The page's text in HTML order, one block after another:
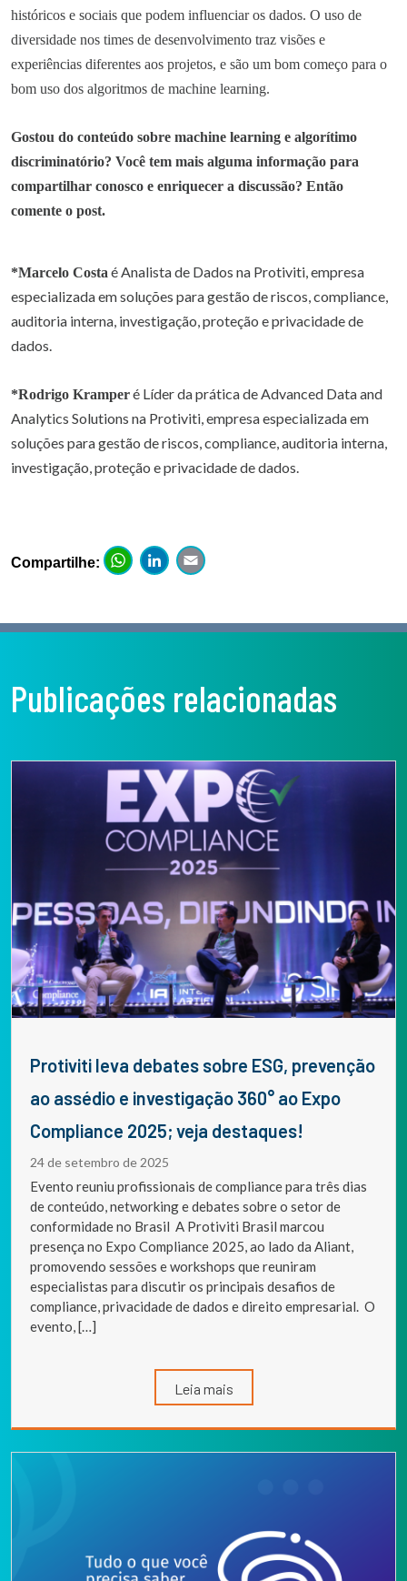
históricos e sociais que podem influenciar os dados. O uso de
diversidade nos times de desenvolvimento traz visões e
experiências diferentes aos projetos, e são um bom começo para o
bom uso dos algoritmos de machine learning.
Gostou do conteúdo sobre machine learning e algorítimo
discriminatório? Você tem mais alguma informação para
compartilhar conosco e enriquecer a discussão? Então
comente o post.
*Marcelo Costa é Analista de Dados na Protiviti, empresa
especializada em soluções para gestão de riscos, compliance,
auditoria interna, investigação, proteção e privacidade de
dados.
*Rodrigo Kramperé Líder da prática de Advanced Data and
Analytics Solutions na Protiviti, empresa especializada em
soluções para gestão de riscos, compliance, auditoria interna,
investigação, proteção e privacidade de dados.
Compartilhe: WhatsApp
LinkedIn
Publicações relacionadas
Protiviti leva debates sobre ESG, prevenção
ao assédio e investigação 360° ao Expo
Compliance 2025; veja destaques!
24 de setembro de 2025
Evento reuniu profissionais de compliance para três dias
de conteúdo, networking e debates sobre o setor de
conformidade no Brasil A Protiviti Brasil marcou
presença no Expo Compliance 2025, ao lado da Aliant,
promovendo sessões e workshops que reuniram
especialistas para discutir os principais desafios de
compliance, privacidade de dados e direito empresarial. O
evento, […]
Leia mais